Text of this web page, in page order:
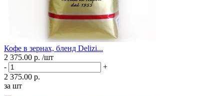
Кофе в зернах, бленд Delizi...
2 375.00 р. /шт
-
+
2 375.00 р.
за шт